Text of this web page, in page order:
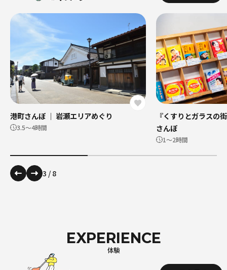
港町さんぽ ｜ 岩瀬エリアめぐり
3.5〜4時間
『くすりとガラスの
さんぽ
1～2時間
3 / 8
体験
EXPERIENCE